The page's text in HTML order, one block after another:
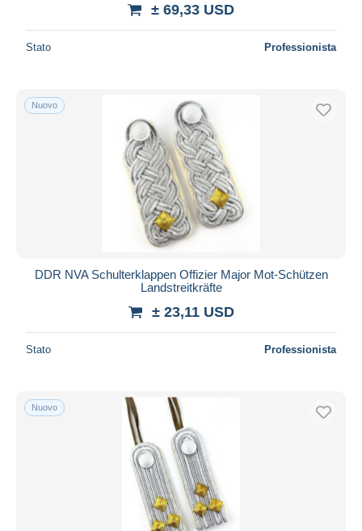
± 69,33 USD
Stato Professionista
Nuovo
DDR NVA Schulterklappen Offizier Major Mot-Schützen
Landstreitkräfte
± 23,11 USD
Stato Professionista
Nuovo